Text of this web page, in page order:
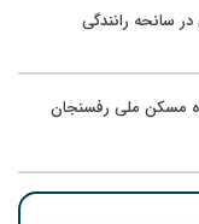
مسکن ملی رفسنجان